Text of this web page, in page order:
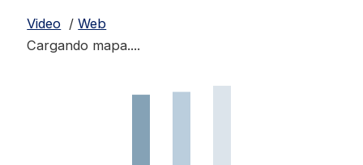
Video /Web
Cargando mapa....